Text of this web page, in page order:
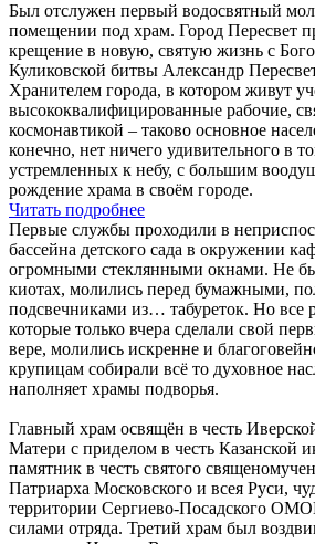
Был отслужен первый водосвятный
помещении под храм. Город Пересвет
крещение в новую, святую жизнь с
Куликовской битвы Александр
Хранителем города, в котором живут
высококвалифицированные рабочие,
космонавтикой – таково основное
конечно, нет ничего удивительного в
устремленных к небу, с большим
рождение храма в своём городе.
Читать подробнее
Первые службы проходили в
бассейна детского сада в окружении
огромными стеклянными окнами. Не
киотах, молились перед бумажными,
подсвечниками из… табуреток. Но все
которые только вчера сделали свой
вере, молились искренне и
крупицам собирали всё то духовное
наполняет храмы подворья.
Главный храм освящён в честь
Матери с приделом в честь Казанской
памятник в честь святого
Патриарха Московского и всея Руси,
территории Сергиево-Посадского
силами отряда. Третий храм был